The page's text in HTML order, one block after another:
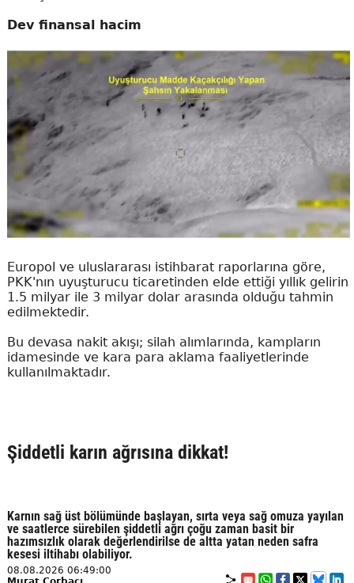
Dev finansal hacim
Europol ve uluslararası istihbarat raporlarına göre,
PKK'nın uyuşturucu ticaretinden elde ettiği yıllık gelirin
1.5 milyar ile 3 milyar dolar arasında olduğu tahmin
edilmektedir.
Bu devasa nakit akışı; silah alımlarında, kampların
idamesinde ve kara para aklama faaliyetlerinde
kullanılmaktadır.
Şiddetli karın ağrısına dikkat!
Karnın sağ üst bölümünde başlayan, sırta veya sağ omuza yayılan
ve saatlerce sürebilen şiddetli ağrı çoğu zaman basit bir
hazımsızlık olarak değerlendirilse de altta yatan neden safra
kesesi iltihabı olabiliyor.
08.08.2026 06:49:00